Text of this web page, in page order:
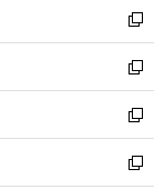
く
で
開
く
ド
ウ
で
開
く
ィ
ン
ド
ウ
で
開
く
い
ウ
ィ
ン
ド
ウ
で
新
し
い
ウ
ィ
ン
ド
新
し
い
ウ
ィ
新
し
い
新